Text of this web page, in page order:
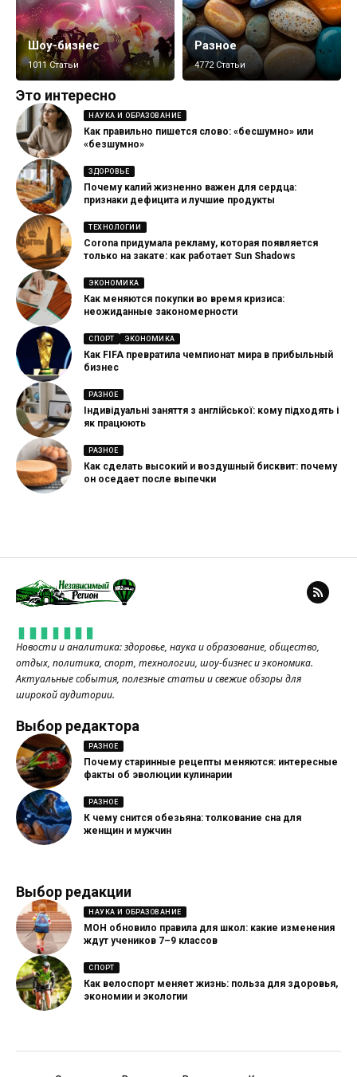
Шоу-бизнес
1011 Статьи
Разное
4772 Статьи
Это интересно
НАУКА И ОБРАЗОВАНИЕ
Как правильно пишется слово: «бесшумно» или
«безшумно»
ЗДОРОВЬЕ
Почему калий жизненно важен для сердца:
признаки дефицита и лучшие продукты
ТЕХНОЛОГИИ
Corona придумала рекламу, которая появляется
только на закате: как работает Sun Shadows
ЭКОНОМИКА
Как меняются покупки во время кризиса:
неожиданные закономерности
СПОРТ ЭКОНОМИКА
Как FIFA превратила чемпионат мира в прибыльный
бизнес
РАЗНОЕ
Індивідуальні заняття з англійської: кому підходять і
як працюють
РАЗНОЕ
Как сделать высокий и воздушный бисквит: почему
он оседает после выпечки
Новости и аналитика: здоровье, наука и образование, общество,
отдых, политика, спорт, технологии, шоу-бизнес и экономика.
Актуальные события, полезные статьи и свежие обзоры для
широкой аудитории.
Выбор редактора
РАЗНОЕ
Почему старинные рецепты меняются: интересные
факты об эволюции кулинарии
РАЗНОЕ
К чему снится обезьяна: толкование сна для
женщин и мужчин
Выбор редакции
НАУКА И ОБРАЗОВАНИЕ
МОН обновило правила для школ: какие изменения
ждут учеников 7–9 классов
СПОРТ
Как велоспорт меняет жизнь: польза для здоровья,
экономии и экологии